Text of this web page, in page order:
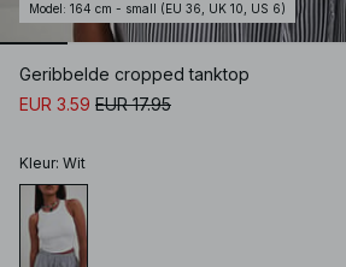
Model : 164 cm - small (EU 36, UK 10, US 6)
Geribbelde cropped tanktop
EUR 3.59 EUR 17.95
Kleur: Wit